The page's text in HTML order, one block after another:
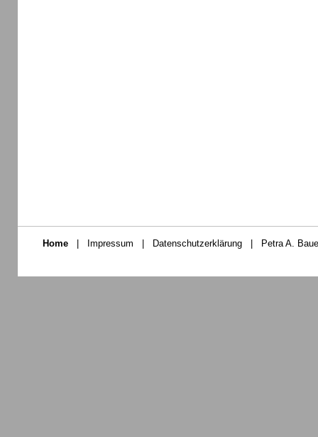
Home | Impressum | Datenschutzerklärung | Petra A.